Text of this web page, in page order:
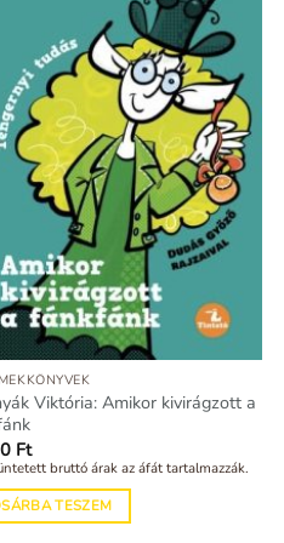
Viktória: Amikor kivirágzott a
Ft
bruttó árak az áfát tartalmazzák.
TESZEM